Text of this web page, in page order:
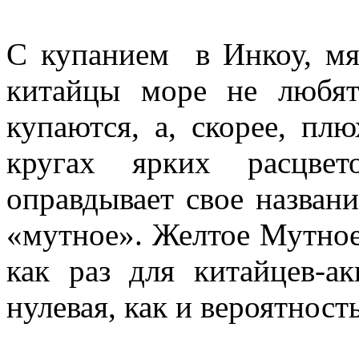
С купанием в Инкоу,
китайцы море не
купаются, а, скорее,
кругах ярких
оправдывает свое
«мутное». Желтое
как раз для китайцев-
нулевая, как и